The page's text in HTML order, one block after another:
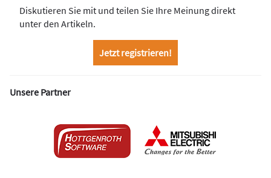
Diskutieren Sie mit und teilen Sie Ihre Meinung direkt
unter den Artikeln.
Jetzt registrieren!
Unsere Partner